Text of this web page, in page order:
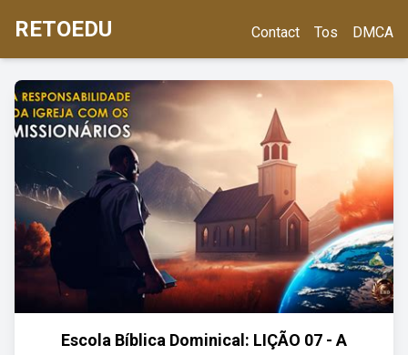
RETOEDU Contact Tos DMCA
Escola Bíblica Dominical: LIÇÃO 07 - A